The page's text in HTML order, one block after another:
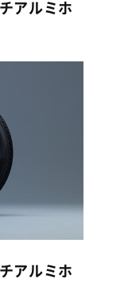
アルミホ
アルミホ